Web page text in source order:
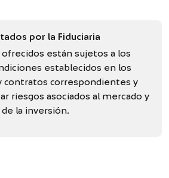
por la Fiduciaria
ofrecidos están sujetos a los
establecidos en los
contratos correspondientes y
riesgos asociados al mercado y
la inversión.